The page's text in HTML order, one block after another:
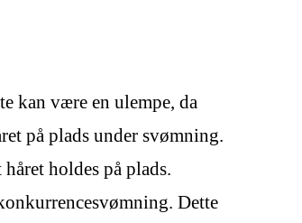
kan være en ulempe, da
på plads under svømning.
holdes på plads.
Dette